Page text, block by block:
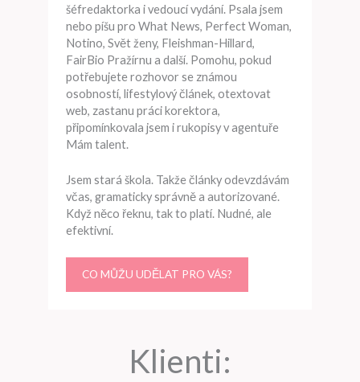
šéfredaktorka i vedoucí vydání. Psala jsem
nebo píšu pro What News, Perfect Woman,
Notino, Svět ženy, Fleishman-Hillard,
FairBio Pražírnu a další. Pomohu, pokud
potřebujete rozhovor se známou
osobností, lifestylový článek, otextovat
web, zastanu práci korektora,
připomínkovala jsem i rukopisy v agentuře
Mám talent.
Jsem stará škola. Takže články odevzdávám
včas, gramaticky správně a autorizované.
Když něco řeknu, tak to platí. Nudné, ale
efektivní.
CO MŮŽU UDĚLAT PRO VÁS?
Klienti: